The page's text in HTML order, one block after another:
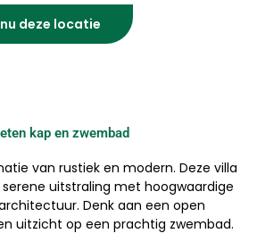
deze locatie
kap en zwembad
van rustiek en modern. Deze villa
uitstraling met hoogwaardige
Denk aan een open
uitzicht op een prachtig zwembad.